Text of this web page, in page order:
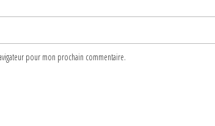
pour mon prochain commentaire.